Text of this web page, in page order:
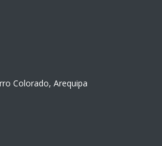
Colorado, Arequipa